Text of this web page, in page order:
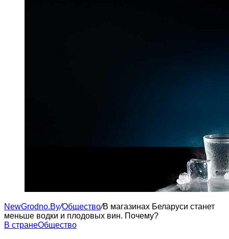
NewGrodno.By/Общество/В магазинах Беларуси станет
меньше водки и плодовых вин. Почему?
В странеОбщество